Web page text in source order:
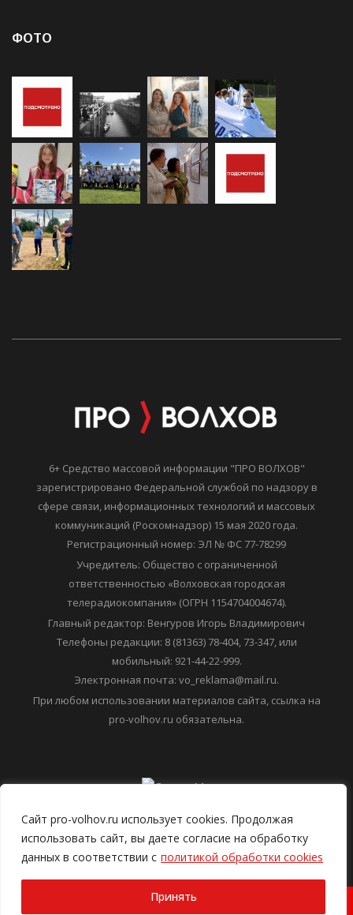
Сайт pro-volhov.ru использует cookies. Продолжая
использовать сайт, вы даете согласие на обработку
данных в соответствии с политикой обработки cookies
Принять
ФОТО
6+ Средство массовой информации "ПРО ВОЛХОВ"
зарегистрировано Федеральной службой по надзору в
сфере связи, информационных технологий и массовых
коммуникаций (Роскомнадзор) 15 мая 2020 года.
Регистрационный номер: ЭЛ № ФС 77-78299
Учредитель: Общество с ограниченной
ответственностью «Волховская городская
телерадиокомпания» (ОГРН 1154704004674).
Главный редактор: Венгуров Игорь Владимирович
Телефоны редакции: 8 (81363) 78-404, 73-347, или
мобильный: 921-44-22-999.
Электронная почта: vo_reklama@mail.ru.
При любом использовании материалов сайта, ссылка на
pro-volhov.ru обязательна.